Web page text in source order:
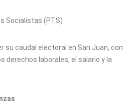
Socialistas (PTS)
su caudal electoral en San Juan, con
derechos laborales, el salario y la